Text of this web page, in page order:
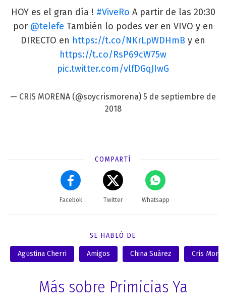
HOY es el gran día ! #ViveRo A partir de las 20:30
por @telefe También lo podes ver en VIVO y en
DIRECTO en https://t.co/NKrLpWDHmB y en
https://t.co/RsP69cW75w
pic.twitter.com/vlfDGqJIwG
— CRIS MORENA (@soycrismorena) 5 de septiembre de
2018
COMPARTÍ
Facebok Twitter Whatsapp
SE HABLÓ DE
Agustina Cherri Amigos China Suárez Cris
Más sobre Primicias Ya